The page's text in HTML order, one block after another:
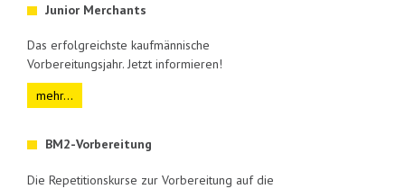
Junior Merchants
Das erfolgreichste kaufmännische
Vorbereitungsjahr. Jetzt informieren!
mehr...
BM2-Vorbereitung
Die Repetitionskurse zur Vorbereitung auf die